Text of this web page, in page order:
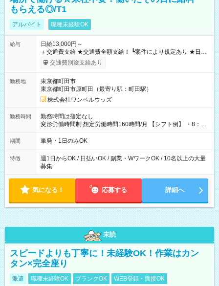
もらえる◎/T1
アルバイト 職種未経験OK
給与
日給13,000円～
＋交通費支給 ★交通費全額支給！ ┗案件により規定あり ★日払
いOK！（規定あり） ┗働いたその日に現金GET♪ お仕事後はコ
ンビニATMから 日払い分を引き落とせます！ 【試用期間】試
交通費別途支給あり
勤務地
東京都町田市
東京都町田市原町田（最寄り駅：町田駅）
株式会社ワンベルウッズ
勤務時間
勤務時間は指定なし
変形労働時間制 想定労働時間160時間/月 【シフト例】 ・8：00
～21：00
期間 単発・1日のみOK
特徴
週1日からOK / 日払いOK / 副業・WワークOK / 10名以上の大量
募集
気になる！ 応募する 詳細へ
未読
スピードよりも丁寧に！未経験OK！作業はカン
タン×完全座り
派遣 職種未経験OK ブランクOK WEB登録・面接OK